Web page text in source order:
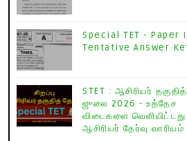
Special TET - Paper
Tentative Answer
STET : ஆசிரியர்
ஜுலை 2026 - உத்தேச
விடைகளை வெளியிட்டது
ஆசிரியர் தேர்வு வாரியம்